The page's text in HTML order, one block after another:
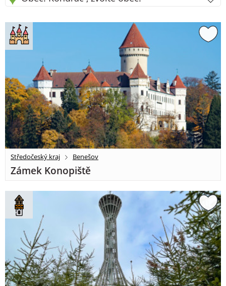
Středočeský kraj Benešov
Zámek Konopiště